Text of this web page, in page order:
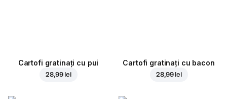
Cartofi gratinați cu pui
28,99 lei
Cartofi gratinați cu bacon
28,99 lei